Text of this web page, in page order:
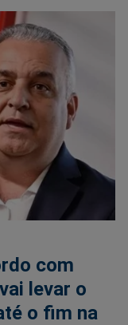
com
levar o
o fim na